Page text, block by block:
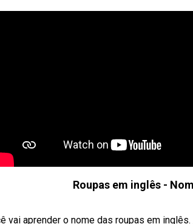
Roupas em inglês -
vai aprender o nome das roupas em